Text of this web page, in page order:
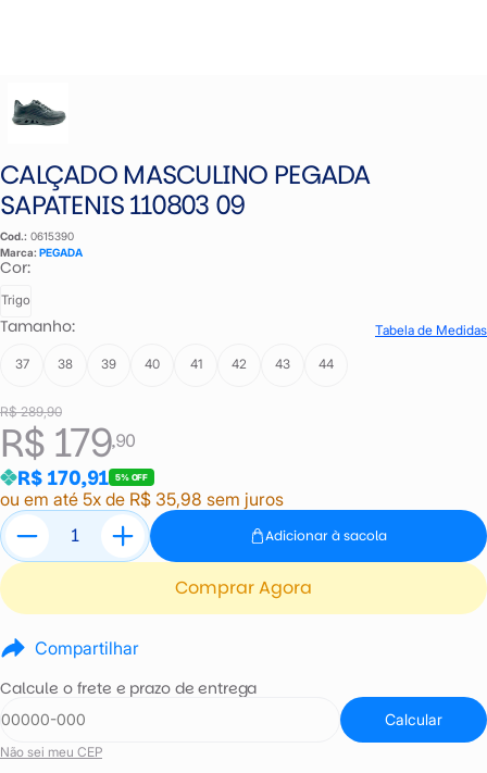
CALÇADO MASCULINO PEGADA
SAPATENIS 110803 09
Cod.: 0615390
Marca: PEGADA
R$ 289,90
R$ 179,90
R$ 170,91 5% OFF
ou em até 5x de R$ 35,98 sem juros
Cor:
Trigo
Tamanho: Tabela de Medidas
37 38 39 40 41 42 43 44
Adicionar à sacola
Comprar Agora
Compartilhar
Calcule o frete e prazo de entrega
Calcular
Não sei meu CEP